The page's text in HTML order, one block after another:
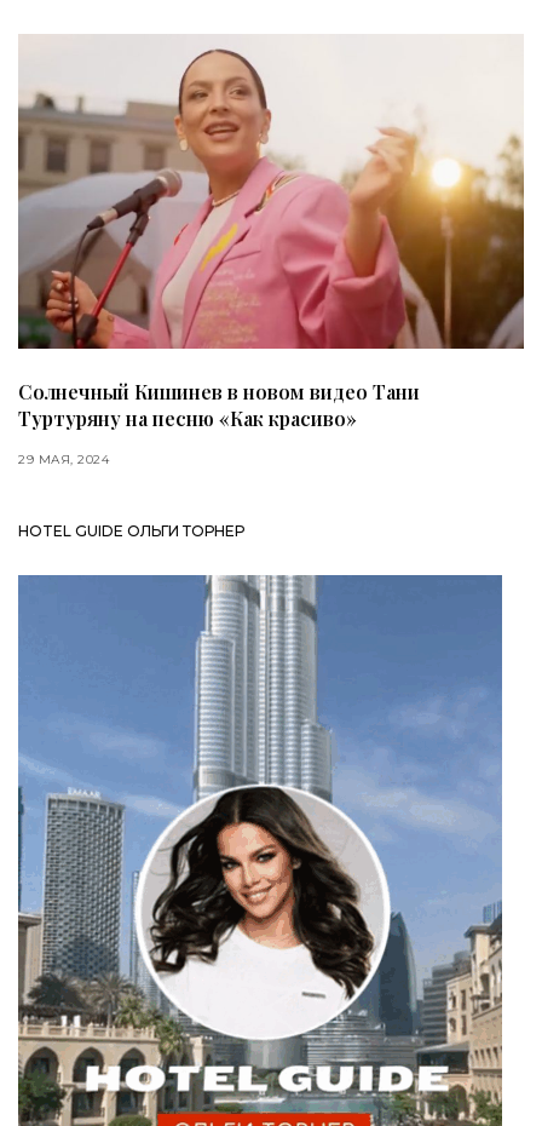
Солнечный Кишинев в новом видео Тани
Туртуряну на песню «Как красиво»
29 МАЯ, 2024
HOTEL GUIDE ОЛЬГИ ТОРНЕР